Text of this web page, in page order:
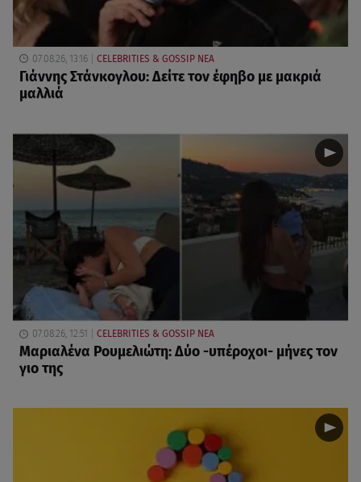
07.08.26, 13:16 CELEBRITIES & GOSSIP ΝΕΑ
Γιάννης Στάνκογλου: Δείτε τον έφηβο με μακριά
μαλλιά
07.08.26, 12:51 CELEBRITIES & GOSSIP ΝΕΑ
Μαριαλένα Ρουμελιώτη: Δύο -υπέροχοι- μήνες τον
γιο της